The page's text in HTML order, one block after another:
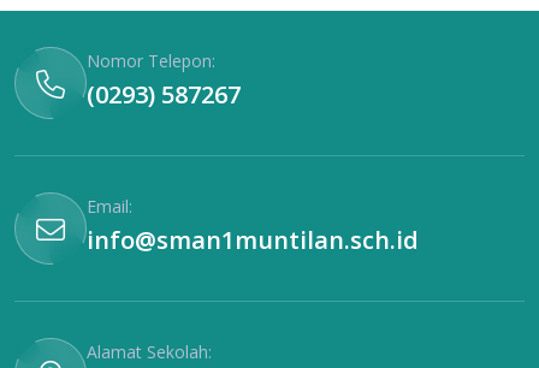
Nomor Telepon:
(0293) 587267
Email:
info@sman1muntilan.sch.id
Alamat Sekolah: